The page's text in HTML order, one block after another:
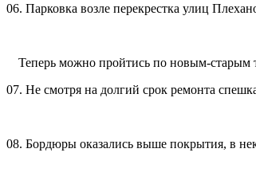
06. Парковка возле перекрестка улиц
Теперь можно пройтись по новым-старым
07. Не смотря на долгий срок ремонта
08. Бордюры оказались выше покрытия, в